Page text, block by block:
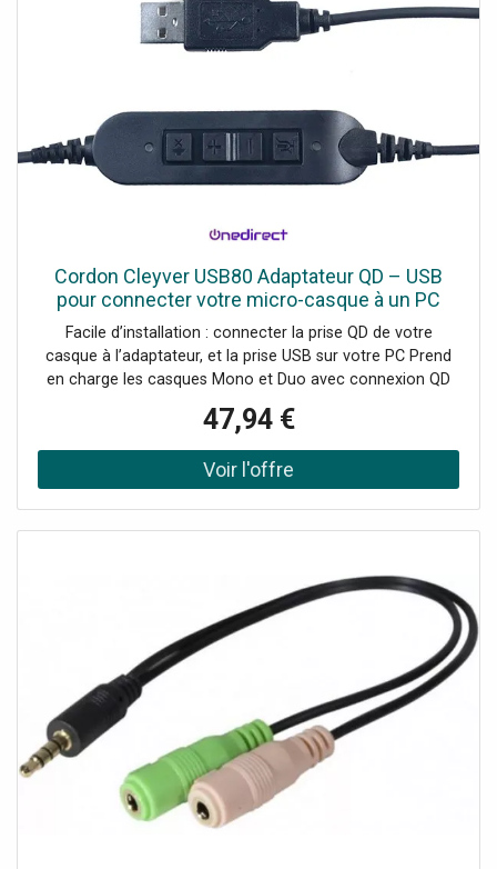
Cordon Cleyver USB80 Adaptateur QD – USB
pour connecter votre micro-casque à un PC
Facile d’installation : connecter la prise QD de votre
casque à l’adaptateur, et la prise USB sur votre PC Prend
en charge les casques Mono et Duo avec connexion QD
adapté à une utilisation VoIP USB 2.0 Aucun logiciel requis
Télécommande intégrée : contrôle du volume, prise
d’appel, coupure micro Indicateur lumineux : clignotant à
47,94 €